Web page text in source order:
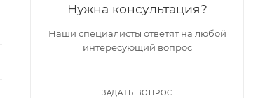
Нужна консультация?
Наши специалисты ответят на любой
интересующий вопрос
ЗАДАТЬ ВОПРОС